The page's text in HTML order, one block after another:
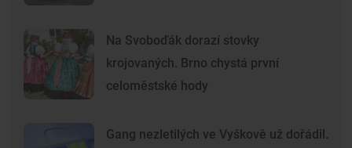
Na Svoboďák dorazí stovky
krojovaných. Brno chystá první
celoměstské hody
Gang nezletilých ve Vyškově už dořádil.